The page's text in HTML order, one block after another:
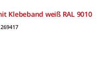
Klebeband weiß RAL 9010
269417